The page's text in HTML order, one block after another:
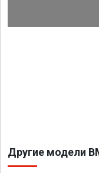
Другие модели